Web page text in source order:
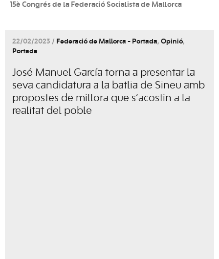
15è Congrés de la Federació Socialista de Mallorca
22/02/2023 / Federació de Mallorca - Portada, Opinió,
Portada
José Manuel García torna a presentar la
seva candidatura a la batlia de Sineu amb
propostes de millora que s’acostin a la
realitat del poble